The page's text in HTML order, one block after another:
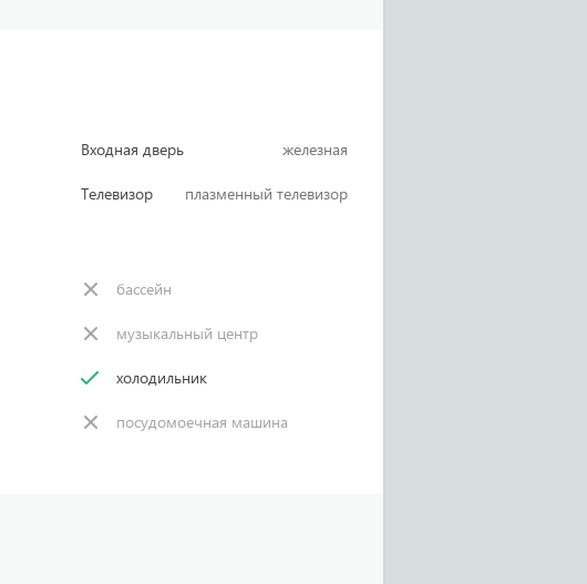
Входная дверь железная
Телевизор плазменный телевизор
бассейн
музыкальный центр
холодильник
посудомоечная машина